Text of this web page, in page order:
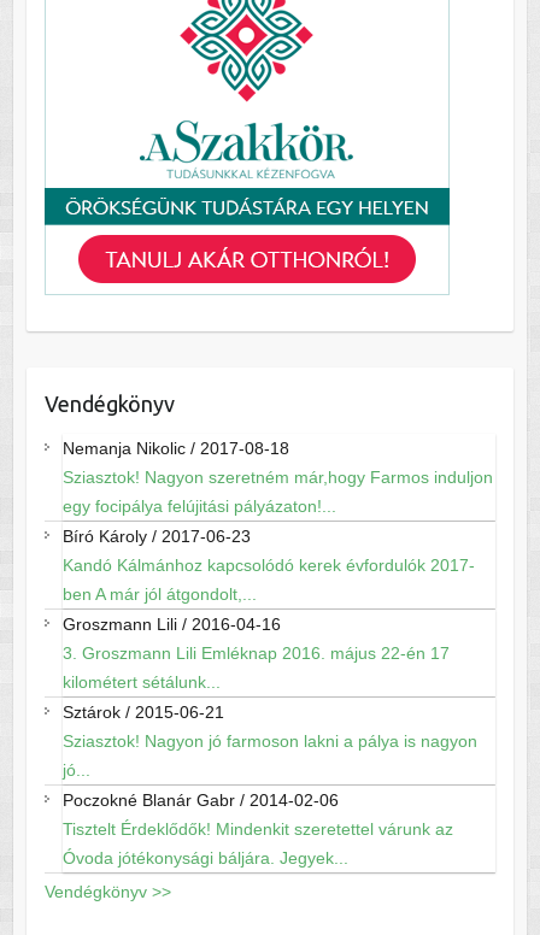
Vendégkönyv
Nemanja Nikolic/ 2017-08-18
Sziasztok! Nagyon szeretném már,hogy Farmos induljon
egy focipálya felújitási pályázaton!...
Bíró Károly/ 2017-06-23
Kandó Kálmánhoz kapcsolódó kerek évfordulók 2017-
ben A már jól átgondolt,...
Groszmann Lili/ 2016-04-16
3. Groszmann Lili Emléknap 2016. május 22-én 17
kilométert sétálunk...
Sztárok/ 2015-06-21
Sziasztok! Nagyon jó farmoson lakni a pálya is nagyon
jó...
Poczokné Blanár Gabr/ 2014-02-06
Tisztelt Érdeklődők! Mindenkit szeretettel várunk az
Óvoda jótékonysági báljára. Jegyek...
Vendégkönyv >>